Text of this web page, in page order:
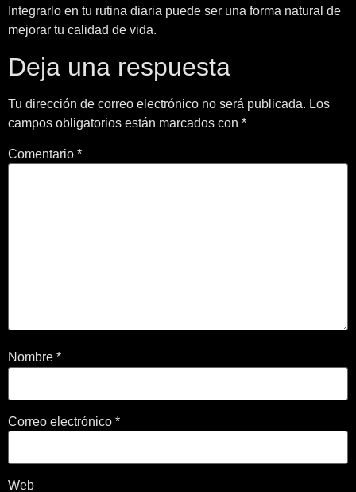
Integrarlo en tu rutina diaria puede ser una forma natural de
mejorar tu calidad de vida.
Deja una respuesta
Tu dirección de correo electrónico no será publicada. Los
campos obligatorios están marcados con *
Comentario *
Nombre *
Correo electrónico *
Web